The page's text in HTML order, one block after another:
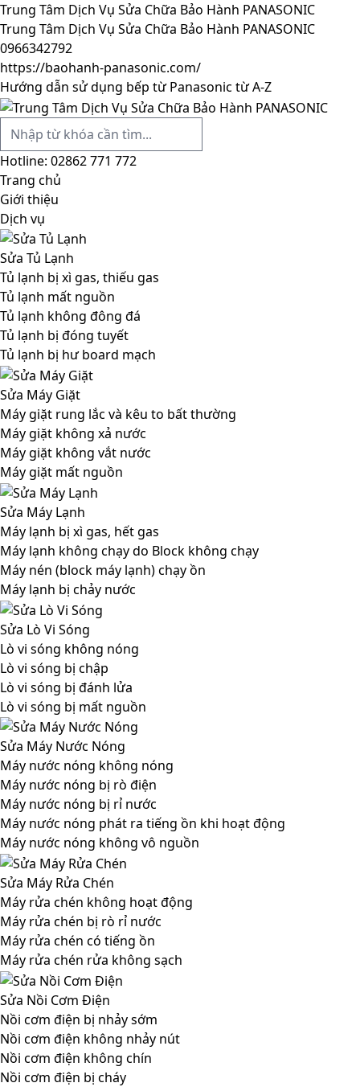
Trung Tâm Dịch Vụ Sửa Chữa Bảo Hành PANASONIC
Trung Tâm Dịch Vụ Sửa Chữa Bảo Hành PANASONIC
0966342792
https://baohanh-panasonic.com/
Hướng dẫn sử dụng bếp từ Panasonic từ A-Z
Hotline: 02862 771 772
Trang chủ
Giới thiệu
Dịch vụ
Sửa Tủ Lạnh
Tủ lạnh bị xì gas, thiếu gas
Tủ lạnh mất nguồn
Tủ lạnh không đông đá
Tủ lạnh bị đóng tuyết
Tủ lạnh bị hư board mạch
Sửa Máy Giặt
Máy giặt rung lắc và kêu to bất thường
Máy giặt không xả nước
Máy giặt không vắt nước
Máy giặt mất nguồn
Sửa Máy Lạnh
Máy lạnh bị xì gas, hết gas
Máy lạnh không chạy do Block không chạy
Máy nén (block máy lạnh) chạy ồn
Máy lạnh bị chảy nước
Sửa Lò Vi Sóng
Lò vi sóng không nóng
Lò vi sóng bị chập
Lò vi sóng bị đánh lửa
Lò vi sóng bị mất nguồn
Sửa Máy Nước Nóng
Máy nước nóng không nóng
Máy nước nóng bị rò điện
Máy nước nóng bị rỉ nước
Máy nước nóng phát ra tiếng ồn khi hoạt động
Máy nước nóng không vô nguồn
Sửa Máy Rửa Chén
Máy rửa chén không hoạt động
Máy rửa chén bị rò rỉ nước
Máy rửa chén có tiếng ồn
Máy rửa chén rửa không sạch
Sửa Nồi Cơm Điện
Nồi cơm điện bị nhảy sớm
Nồi cơm điện không nhảy nút
Nồi cơm điện không chín
Nồi cơm điện bị cháy